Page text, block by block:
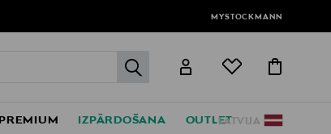
MYSTOCKMANN
label.header.go
LATVIJA
PREMIUM IZPĀRDOŠANA OUTLET